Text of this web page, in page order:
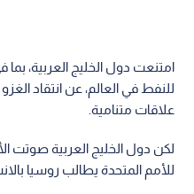
امتنعت دول الخليج العربية،
للنفط في العالم، عن انتقاد
علاقات متنامية.
لكن دول الخليج العربية صوتت
للأمم المتحدة يطالب روسيا